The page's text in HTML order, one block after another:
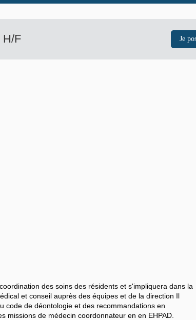
H/F
des soins des résidents et s'impliquera dans la
et conseil auprès des équipes et de la direction Il
code de déontologie et des recommandations en
missions de médecin coordonnateur en en EHPAD.